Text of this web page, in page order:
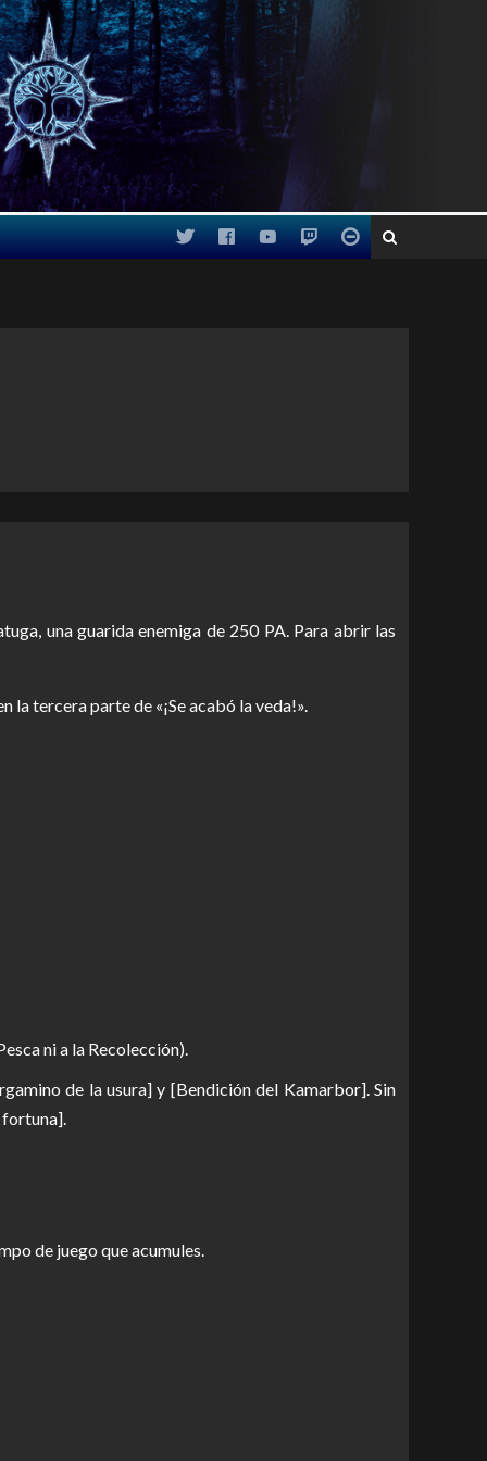
una guarida enemiga de 250 PA. Para abrir las
tercera parte de «¡Se acabó la veda!».
ni a la Recolección).
de la usura] y [Bendición del Kamarbor]. Sin
fortuna].
de juego que acumules.